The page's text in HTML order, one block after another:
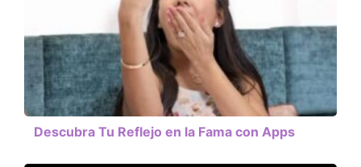
Descubra Tu Reflejo en la Fama con Apps